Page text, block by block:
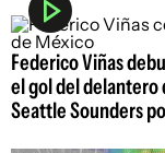
Federico Viñas
el gol del delantero
Seattle Sounders